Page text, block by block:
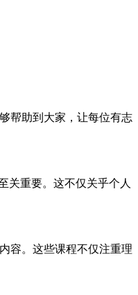
帮助到大家，让每位有志
关重要。这不仅关乎个人
容。这些课程不仅注重理